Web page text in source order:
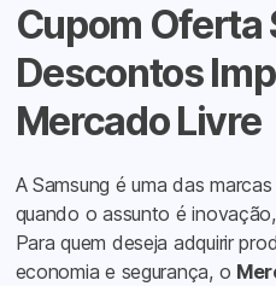
Cupom Oferta
Descontos
Mercado Livre
A Samsung é uma das
quando o assunto é
Para quem deseja adquirir
economia e segurança, o